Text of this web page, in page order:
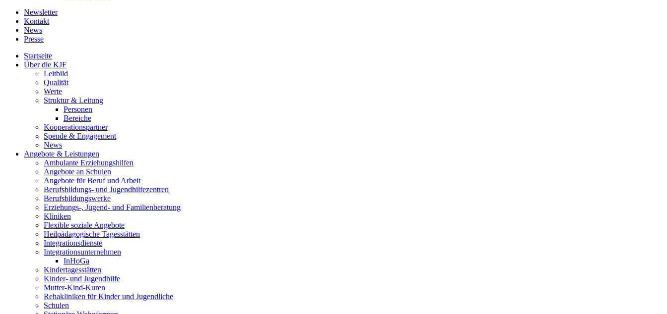
Newsletter
Kontakt
News
Presse
Startseite
Über die KJF
Leitbild
Qualität
Werte
Struktur & Leitung
Personen
Bereiche
Kooperationspartner
Spende & Engagement
News
Angebote & Leistungen
Ambulante Erziehungshilfen
Angebote an Schulen
Angebote für Beruf und Arbeit
Berufsbildungs- und Jugendhilfezentren
Berufsbildungswerke
Erziehungs-, Jugend- und Familienberatung
Kliniken
Flexible soziale Angebote
Heilpädagogische Tagesstätten
Integrationsdienste
Integrationsunternehmen
InHoGa
Kindertagesstätten
Kinder- und Jugendhilfe
Mutter-Kind-Kuren
Rehakliniken für Kinder und Jugendliche
Schulen